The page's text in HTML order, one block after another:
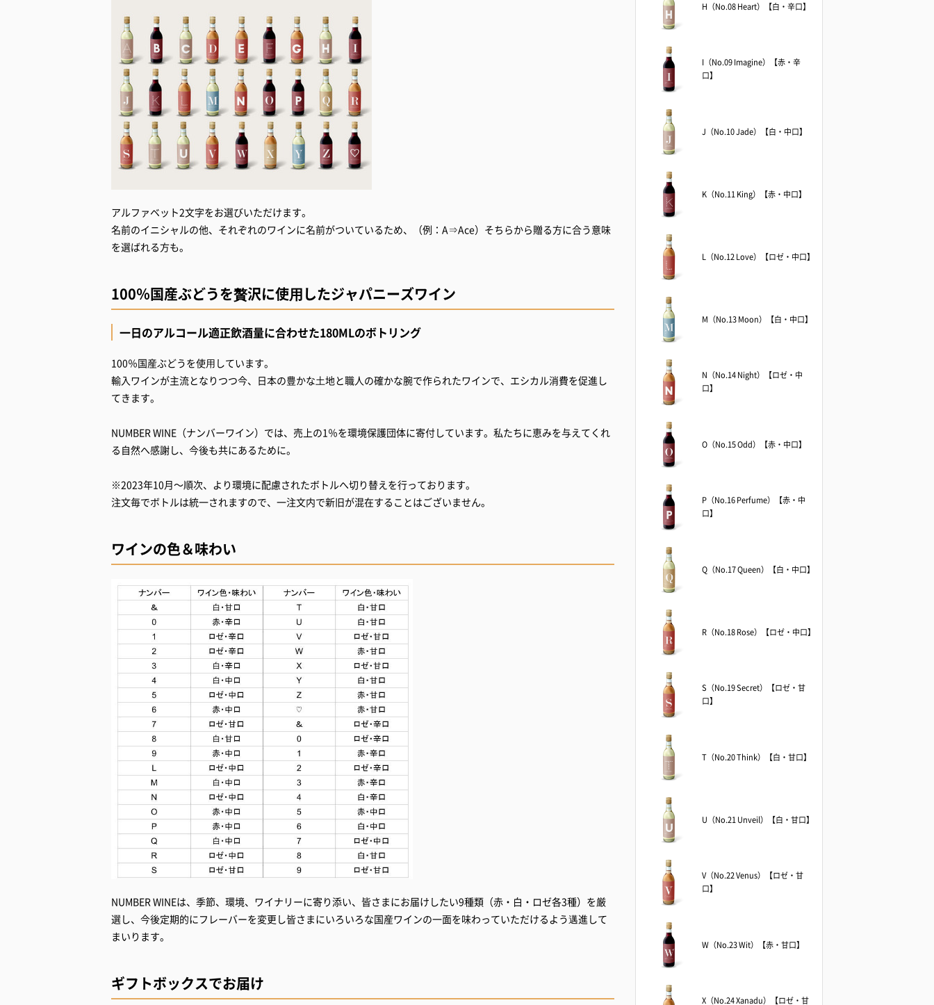
アルファベット2文字をお選びいただけます。
名前のイニシャルの他、それぞれのワインに名前がついているため、（例：A⇒Ace）そちらから贈る方に合う意味
を選ばれる方も。
100％国産ぶどうを贅沢に使⽤したジャパニーズワイン
一日のアルコール適正飲酒量に合わせた180MLのボトリング
100％国産ぶどうを使⽤しています。
輸入ワインが主流となりつつ今、日本の豊かな⼟地と職人の確かな腕で作られたワインで、エシカル消費を促進し
てきます。
NUMBER WINE（ナンバーワイン）では、売上の1％を環境保護団体に寄付しています。私たちに恵みを与えてくれ
る自然へ感謝し、今後も共にあるために。
※2023年10月～順次、より環境に配慮されたボトルへ切り替えを行っております。
注文毎でボトルは統一されますので、一注文内で新旧が混在することはございません。
ワインの色＆味わい
NUMBER WINEは、季節、環境、ワイナリーに寄り添い、皆さまにお届けしたい9種類（赤・白・ロゼ各3種）を厳
選し、今後定期的にフレーバーを変更し皆さまにいろいろな国産ワインの一面を味わっていただけるよう邁進して
まいります。
ギフトボックスでお届け
H（No.08 Heart）【白・辛口】
I（No.09 Imagine）【赤・辛
口】
J（No.10 Jade）【白・中口】
K（No.11 King）【赤・中口】
L（No.12 Love）【ロゼ・中口】
M（No.13 Moon）【白・中口】
N（No.14 Night）【ロゼ・中
口】
O（No.15 Odd）【赤・中口】
P（No.16 Perfume）【赤・中
口】
Q（No.17 Queen）【白・中口】
R（No.18 Rose）【ロゼ・中口】
S（No.19 Secret）【ロゼ・甘
口】
T（No.20 Think）【白・甘口】
U（No.21 Unveil）【白・甘口】
V（No.22 Venus）【ロゼ・甘
口】
W（No.23 Wit）【赤・甘口】
X（No.24 Xanadu）【ロゼ・甘